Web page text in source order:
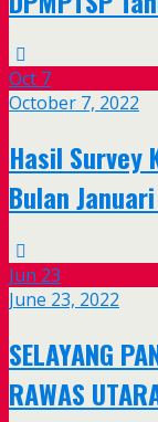
Oct 7
October 7, 2022
Hasil Survey
Bulan
Jun 23
June 23, 2022
SELAYANG
RAWAS